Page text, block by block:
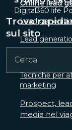
Digital360 life
Trova
sul sito
Online lead
Lead
Lead
Tecniche per
marketing
Prospect,
media nel